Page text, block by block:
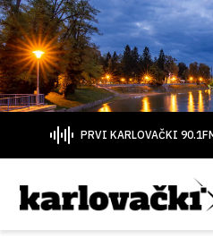
PRVI KARLOVAČKI